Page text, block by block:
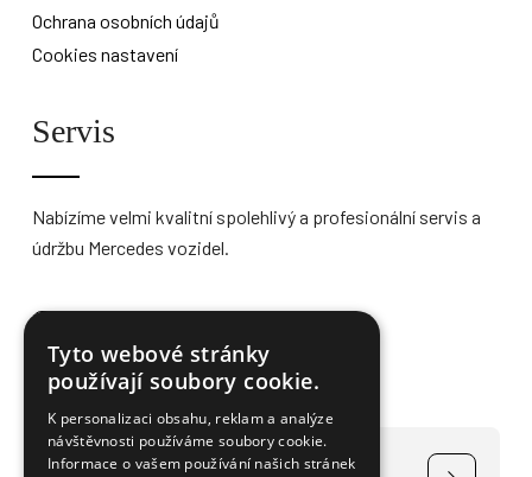
Ochrana osobních údajů
Cookies nastavení
Servis
Nabízíme velmi kvalitní spolehlivý a profesionální servis a
údržbu Mercedes vozidel.
Čerpání dotace na elektromobily
Tyto webové stránky
používají soubory cookie.
K personalizaci obsahu, reklam a analýze
návštěvnosti používáme soubory cookie.
Informace o vašem používání našich stránek